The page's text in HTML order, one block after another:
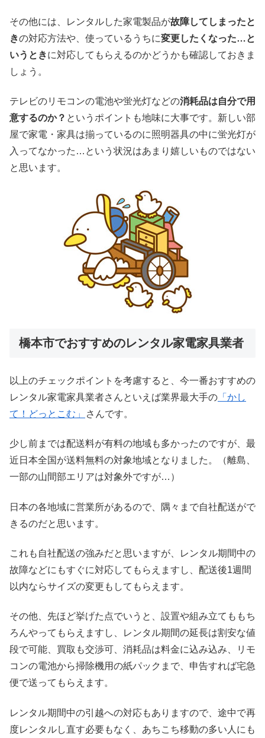
その他には、レンタルした家電製品が故障してしまったと
きの対応方法や、使っているうちに変更したくなった…と
いうときに対応してもらえるのかどうかも確認しておきま
しょう。
テレビのリモコンの電池や蛍光灯などの消耗品は自分で用
意するのか？ というポイントも地味に大事です。新しい部
屋で家電・家具は揃っているのに照明器具の中に蛍光灯が
入ってなかった…という状況はあまり嬉しいものではない
と思います。
橋本市でおすすめのレンタル家電家具業者
以上のチェックポイントを考慮すると、今一番おすすめの
レンタル家電家具業者さんといえば業界最大手の 「かし
て！どっとこむ」
さんです。
少し前までは配送料が有料の地域も多かったのですが、最
近日本全国が送料無料の対象地域となりました。（離島、
一部の山間部エリアは対象外ですが…）
日本の各地域に営業所があるので、隅々まで自社配送がで
きるのだと思います。
これも自社配送の強みだと思いますが、レンタル期間中の
故障などにもすぐに対応してもらえますし、配送後1週間
以内ならサイズの変更もしてもらえます。
その他、先ほど挙げた点でいうと、設置や組み立てももち
ろんやってもらえますし、レンタル期間の延長は割安な値
段で可能、買取も交渉可、消耗品は料金に込み込み、リモ
コンの電池から掃除機用の紙パックまで、申告すれば宅急
便で送ってもらえます。
レンタル期間中の引越への対応もありますので、途中で再
度レンタルし直す必要もなく、あちこち移動の多い人にも